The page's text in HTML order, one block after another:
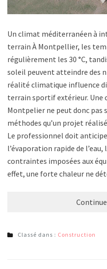
Un climat méditerranéen à
terrain À Montpellier, les
régulièrement les 30 °C,
soleil peuvent atteindre des
réalité climatique influence
terrain sportif extérieur. Une
Montpelier ne peut donc pas
méthodes qu’un projet
Le professionnel doit
l’évaporation rapide de
contraintes imposées aux
effet, une forte chaleur ne
Classé dans : Construction